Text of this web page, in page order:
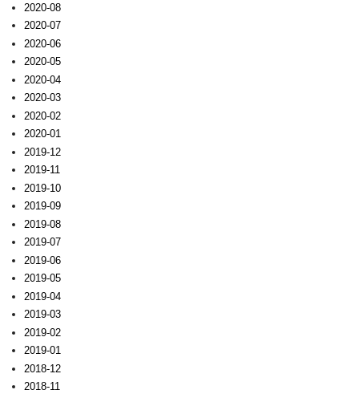
2020-08
2020-07
2020-06
2020-05
2020-04
2020-03
2020-02
2020-01
2019-12
2019-11
2019-10
2019-09
2019-08
2019-07
2019-06
2019-05
2019-04
2019-03
2019-02
2019-01
2018-12
2018-11